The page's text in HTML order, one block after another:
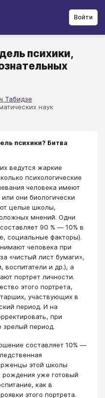
Войти
психики,
Табидзе
наук
психики? Битва
ведутся жаркие
психологические
человека имеют
они биологически
целые школы,
мнений. Одни
90 % ― 10% в
социальные факторы).
человека при
«чистый лист бумаги»,
воспитатели и др.), а
портрет личности.
этого портрета,
участвующих в
период. И на
при
зрелый период.
составляет 10% ―
этой школы
рождения уже готовый
как в
этого портрета.